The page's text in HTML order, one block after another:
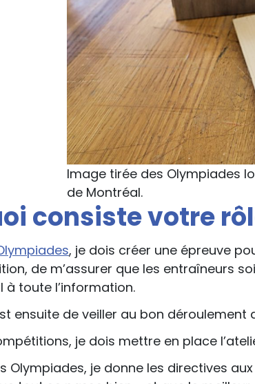
Image tirée des Olympiades
de Montréal.
consiste votre
, je dois créer une épreuve
de m’assurer que les entraîneurs
à toute l’information.
ensuite de veiller au bon
je dois mettre en place
Olympiades, je donne les directives